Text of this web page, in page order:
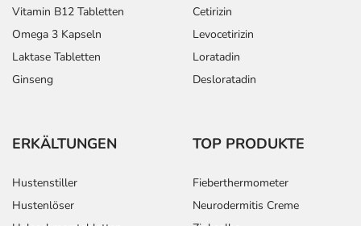
Vitamin B12 Tabletten
Omega 3 Kapseln
Laktase Tabletten
Ginseng
Cetirizin
Levocetirizin
Loratadin
Desloratadin
ERKÄLTUNGEN
Hustenstiller
Hustenlöser
TOP PRODUKTE
Fieberthermometer
Neurodermitis Creme